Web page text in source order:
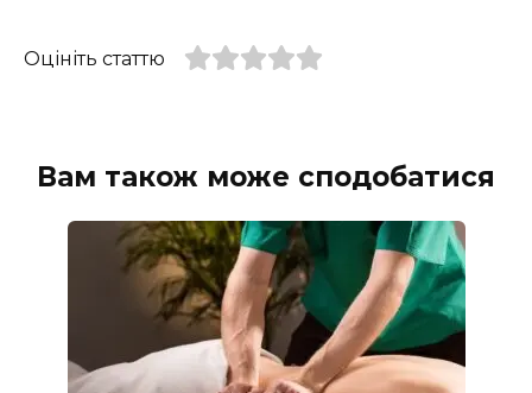
Оцініть статтю
Вам також може сподобатися